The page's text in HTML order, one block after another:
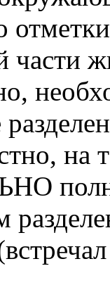
части
на